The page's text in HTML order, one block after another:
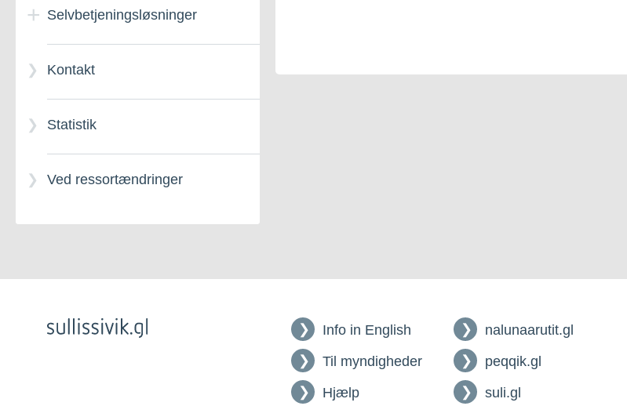
Selvbetjeningsløsninger
Kontakt
Statistik
Ved ressortændringer
Info in English
Til myndigheder
Hjælp
nalunaarutit.gl
peqqik.gl
suli.gl